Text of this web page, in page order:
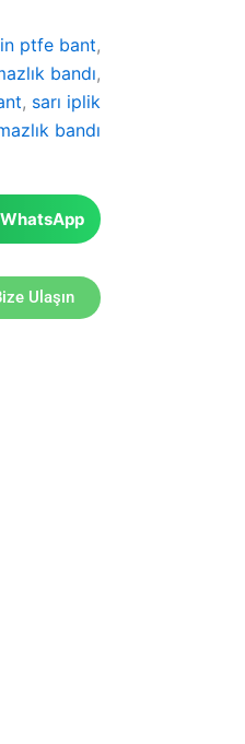
ptfe bant,
bandı,
, sarı iplik
bandı
WhatsApp
Ulaşın